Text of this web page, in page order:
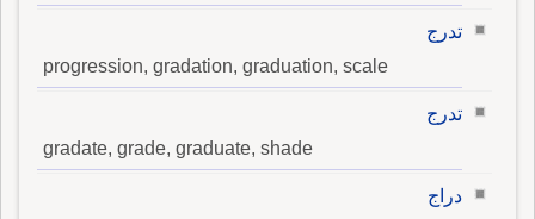
تدرج
progression, gradation, graduation, scale
تدرج
gradate, grade, graduate, shade
دراج